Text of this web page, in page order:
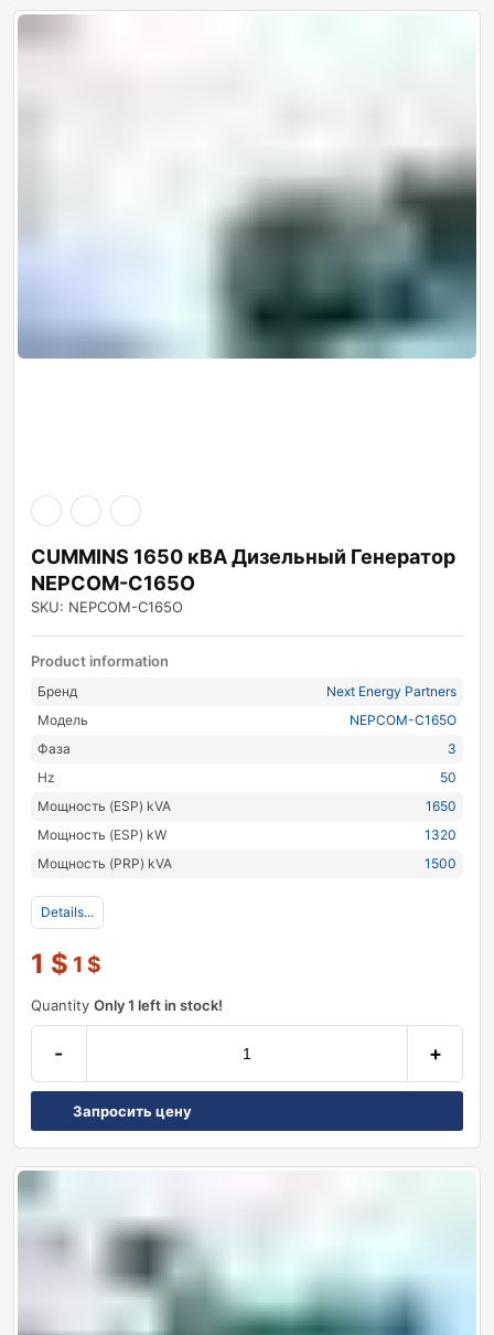
CUMMINS 1650 кВА Дизельный Генератор
NEPCOM-C165O
SKU: NEPCOM-C165O
Product information
Бренд
Next Energy Partners
Модель
NEPCOM-C165O
Фаза
3
Hz
50
Мощность (ESP) kVA
1650
Мощность (ESP) kW
1320
Мощность (PRP) kVA
1500
Details...
1 $ 1 $
Quantity Only 1 left in stock!
- +
Запросить цену